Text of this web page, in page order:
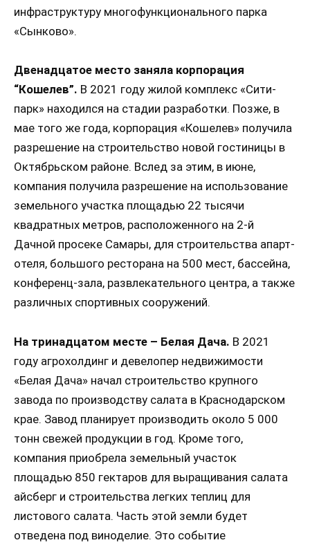
инфраструктуру многофункционального парка
«Сынково».
Двенадцатое место заняла корпорация
“Кошелев”. В 2021 году жилой комплекс «Сити-
парк» находился на стадии разработки. Позже, в
мае того же года, корпорация «Кошелев» получила
разрешение на строительство новой гостиницы в
Октябрьском районе. Вслед за этим, в июне,
компания получила разрешение на использование
земельного участка площадью 22 тысячи
квадратных метров, расположенного на 2-й
Дачной просеке Самары, для строительства апарт-
отеля, большого ресторана на 500 мест, бассейна,
конференц-зала, развлекательного центра, а также
различных спортивных сооружений.
На тринадцатом месте – Белая Дача. В 2021
году агрохолдинг и девелопер недвижимости
«Белая Дача» начал строительство крупного
завода по производству салата в Краснодарском
крае. Завод планирует производить около 5 000
тонн свежей продукции в год. Кроме того,
компания приобрела земельный участок
площадью 850 гектаров для выращивания салата
айсберг и строительства легких теплиц для
листового салата. Часть этой земли будет
отведена под виноделие. Это событие